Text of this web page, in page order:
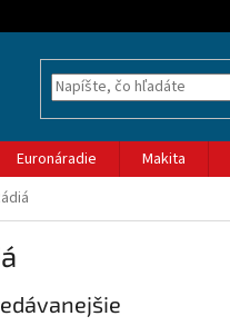
Euronáradie Makita